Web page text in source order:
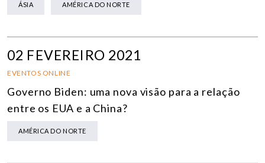
ÁSIA AMÉRICA DO NORTE
02 FEVEREIRO 2021
EVENTOS ONLINE
Governo Biden: uma nova visão para a relação
entre os EUA e a China?
AMÉRICA DO NORTE